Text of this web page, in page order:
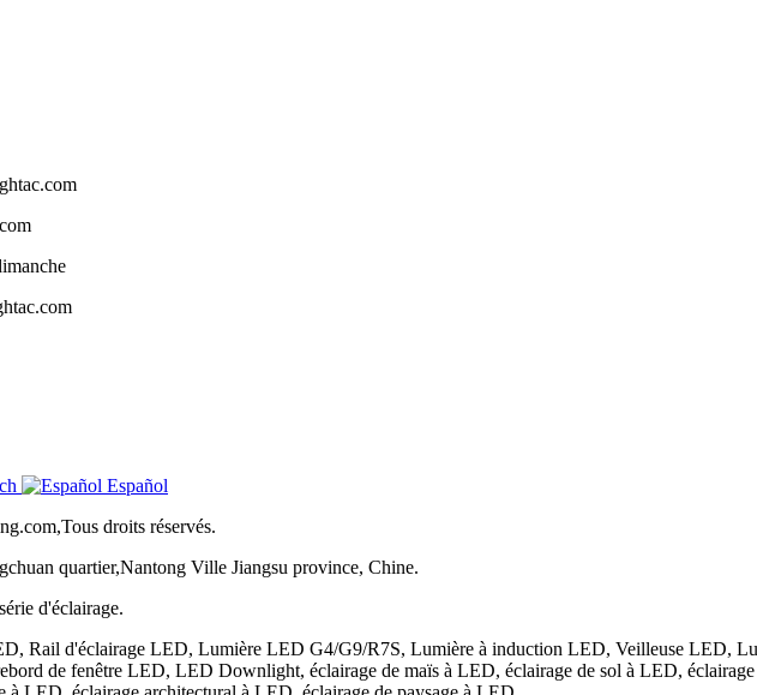
Español
droits réservés.
quartier,Nantong Ville Jiangsu province, Chine.
d'éclairage.
Rail d'éclairage LED, Lumière LED G4/G9/R7S, Lumière à induction LED, Veilleuse LED,
de fenêtre LED, LED Downlight, éclairage de maïs à LED, éclairage de sol à LED,